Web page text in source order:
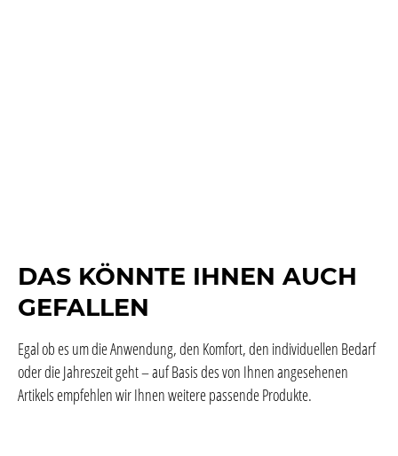
DAS KÖNNTE IHNEN AUCH
GEFALLEN
Egal ob es um die Anwendung, den Komfort, den individuellen Bedarf
oder die Jahreszeit geht – auf Basis des von Ihnen angesehenen
Artikels empfehlen wir Ihnen weitere passende Produkte.